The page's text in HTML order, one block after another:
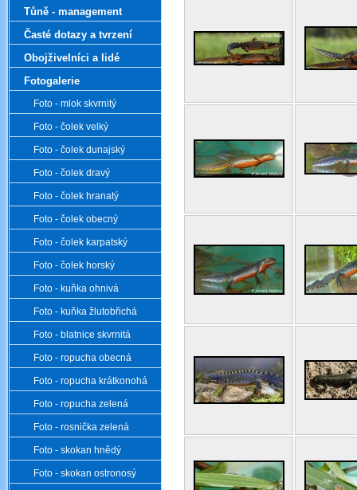
Tůně - management
Časté dotazy a tvrzení
Obojživelníci a lidé
Fotogalerie
Foto - mlok skvrnitý
Foto - čolek velký
Foto - čolek dunajský
Foto - čolek dravý
Foto - čolek hranatý
Foto - čolek obecný
Foto - čolek karpatský
Foto - čolek horský
Foto - kuňka ohnivá
Foto - kuňka žlutobřichá
Foto - blatnice skvrnitá
Foto - ropucha obecná
Foto - ropucha krátkonohá
Foto - ropucha zelená
Foto - rosnička zelená
Foto - skokan hnědý
Foto - skokan ostronosý